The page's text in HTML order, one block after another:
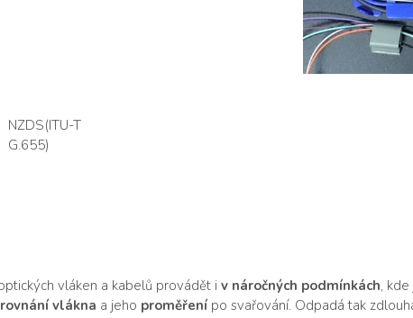
NZDS(ITU-T
G.655)
vláken a kabelů provádět iv náročných podmínkách,
vlákna a jeho proměření po svařování. Odpadá tak